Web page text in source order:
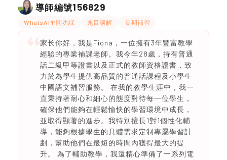
導師編號156829
WhatsAPP問功課 題目講解 長期補習
家长你好，我是Fiona，一位擁有3年豐富教學
經驗的專業補課老師。我今年28歲，持有普通
話二級甲等證書以及正式的教師資格證書，致
力於為學生提供高品質的普通話課程及小學生
中國語文補習服務。 在我的教學生涯中，我一
直秉持著耐心和細心的態度對待每一位學生，
確保他們能夠在輕鬆愉快的學習環境中成長，
並取得顯著的進步。我特別擅長1對1個性化輔
導，能夠根據學生的具體需求定制專屬學習計
劃，幫助他們在最短的時間內獲得最大的提
升。 為了輔助教學，我還精心準備了一系列電